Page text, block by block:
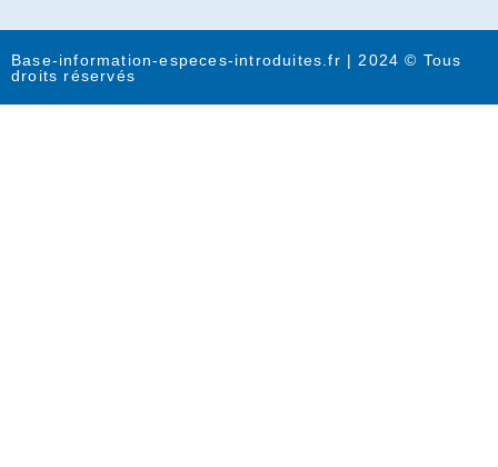
Base-information-especes-introduites.fr | 2024 © Tous
droits réservés